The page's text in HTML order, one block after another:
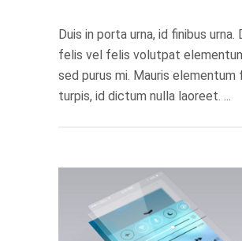
Duis in porta urna, id finibus urna.
felis vel felis volutpat
sed purus mi. Mauris elementum
turpis, id dictum nulla laoreet. ...